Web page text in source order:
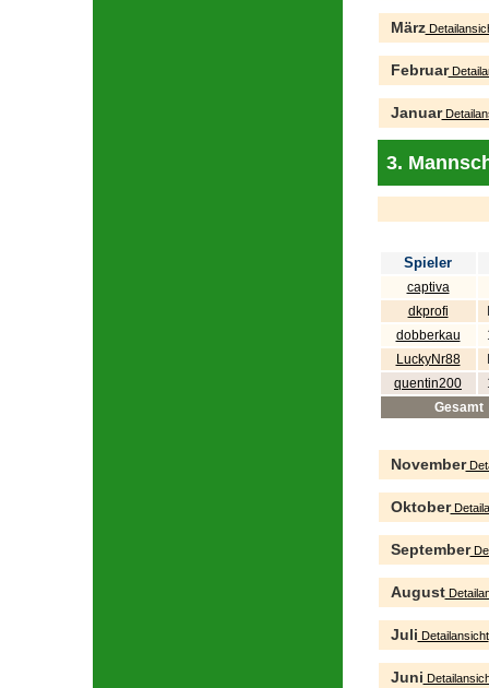
März
Februar
Januar
3.
Spieler
captiva
dkprofi
dobberkau
LuckyNr88
quentin200
Gesamt
November
Oktober
September
August
Juli Detailansicht
Juni